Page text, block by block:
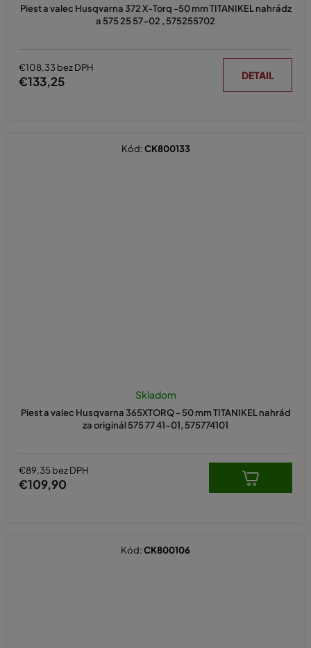
Piest a valec Husqvarna 372 X-Torq -50 mm TITANIKEL nahrádz
a 575 25 57-02 , 575255702
€108,33 bez DPH
€133,25 DETAIL
Piest a valec Husqvarna 365XTORQ - 50 mm TITANIKEL nahrád
za originál 575 77 41-01, 575774101
Skladom
€89,35 bez DPH
€109,90
Kód:CK800133
Kód:CK800106